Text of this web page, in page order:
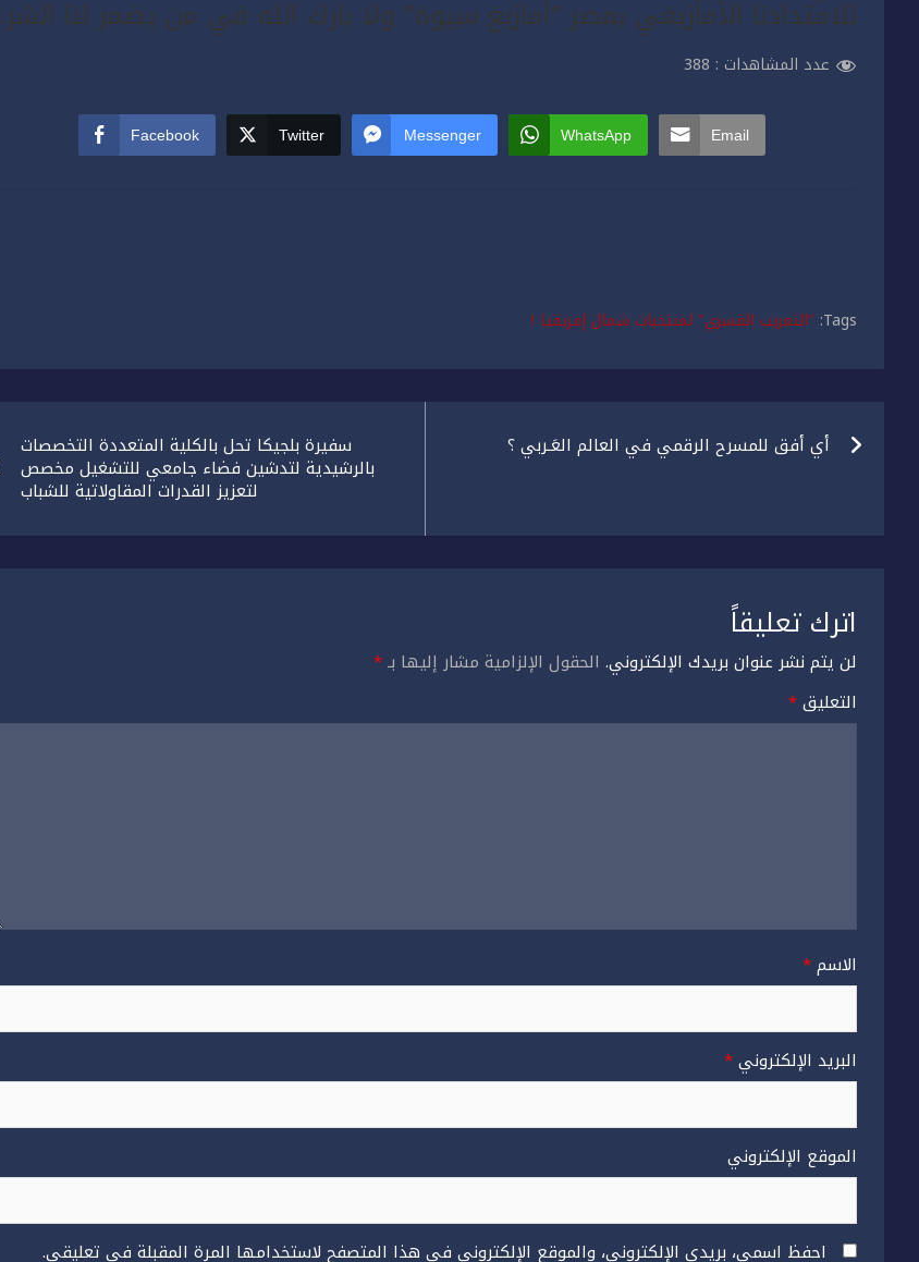
للامتدادنا الأمازيغي بمصر “أمازيغ سيوة” ولا بارك الله في من يضمر لنا الشر.
عدد المشاهدات : 388
Facebook Twitter Messenger WhatsApp Email
Tags: "التعريب القسري" لمنتخبات شمال إفريقيا !
تصفّح
المقالات
أي أفق للمسرح الرقمي في العالم العَـربي ؟ سفيرة بلجيكا تحل بالكلية المتعددة التخصصات
بالرشيدية لتدشين فضاء جامعي للتشغيل مخصص
لتعزيز القدرات المقاولاتية للشباب
اترك تعليقاً
لن يتم نشر عنوان بريدك الإلكتروني. الحقول الإلزامية مشار إليها بـ*
التعليق*
الاسم*
البريد الإلكتروني*
الموقع الإلكتروني
احفظ اسمي، بريدي الإلكتروني، والموقع الإلكتروني في هذا المتصفح لاستخدامها المرة المقبلة في تعليقي.